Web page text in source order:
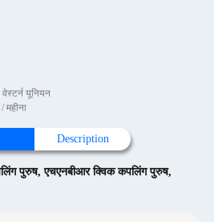
वेस्टर्न यूनियन
महीना
Description
पुरुष,एचएनबीआर क्विक कपलिंग पुरुष,